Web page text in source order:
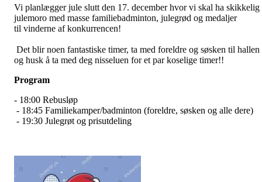
Vi planlæggerjule slutt den 17. december hvor vi skal ha skikkelig
julemoro med masse familiebadminton, julegrød og medaljer
til vinderne af konkurrencen!
Det blir noen fantastiske timer, ta med foreldre og søsken til hallen
og husk å ta med deg nisseluen for et par koselige timer!!
Program
- 18:00 Rebusløp
- 18:45 Familiekamper/badminton (foreldre, søsken og alle dere)
- 19:30 Julegrøt og prisutdeling